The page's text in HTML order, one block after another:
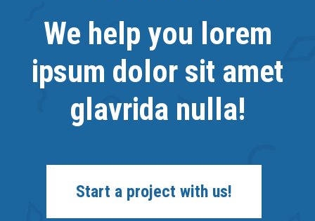
We help you lorem
ipsum dolor sit amet
glavrida nulla!
Start a project with us!